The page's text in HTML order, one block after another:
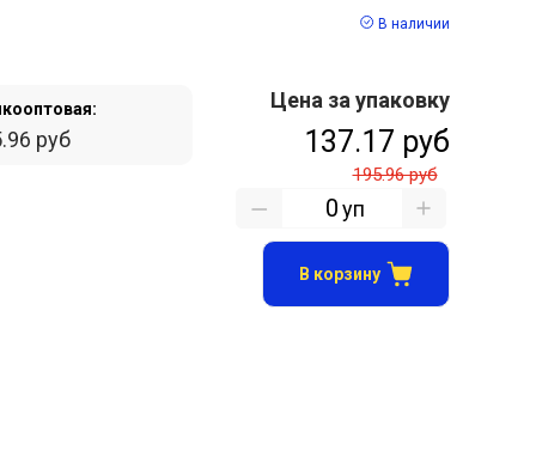
В наличии
руб
Цена за упаковку
137.17 руб
195.96 руб
уп
В корзину